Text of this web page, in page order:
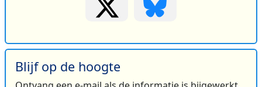
Blijf op de hoogte